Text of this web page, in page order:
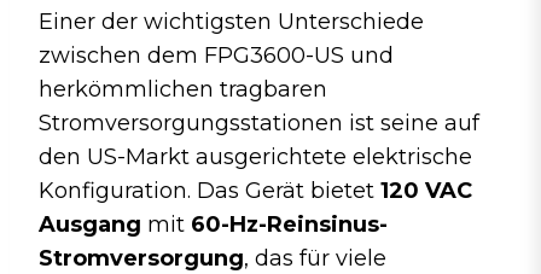
Einer der wichtigsten Unterschiede
zwischen dem FPG3600-US und
herkömmlichen tragbaren
Stromversorgungsstationen ist seine auf
den US-Markt ausgerichtete elektrische
Konfiguration. Das Gerät bietet 120 VAC
Ausgang mit 60-Hz-Reinsinus-
Stromversorgung, das für viele